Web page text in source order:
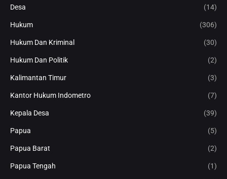
Desa (14)
Hukum (306)
Hukum Dan Kriminal (30)
Hukum Dan Politik (2)
Kalimantan Timur (3)
Kantor Hukum Indometro (7)
Kepala Desa (39)
Papua (5)
Papua Barat (2)
Papua Tengah (1)